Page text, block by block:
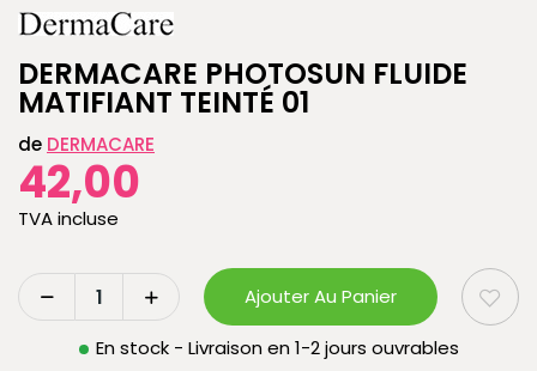
DERMACARE PHOTOSUN FLUIDE
MATIFIANT TEINTÉ 01
de DERMACARE
42,00
TVA incluse
Ajouter Au Panier
En stock - Livraison en 1-2 jours ouvrables